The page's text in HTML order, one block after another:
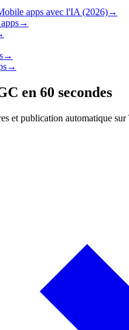
apps avec l'IA (2026)→
→
→
→
en 60 secondes
et publication automatique